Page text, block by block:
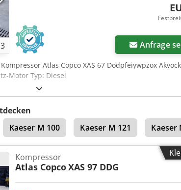
3 Anfrage
Kompressor Atlas Copco XAS 67 Dodpfeiywpzox
Motor Typ: Diesel
Kaeser M 100 Kaeser M 121 Kaeser
Kompressor
Atlas CopcoXAS 97 DDG